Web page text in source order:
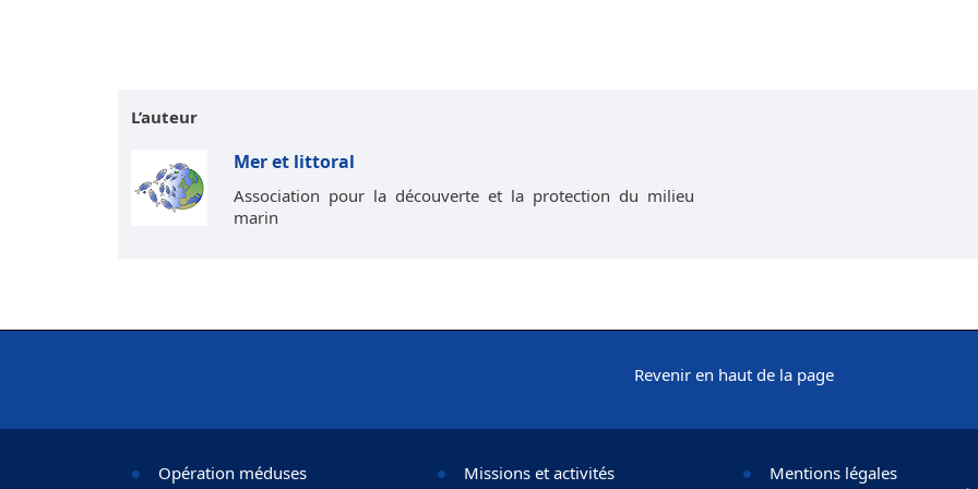
L’auteur
Mer et littoral
Association pour la découverte et la protection du milieu
marin
Revenir en haut de la page
Opération méduses
Missions et activités
Mentions légales